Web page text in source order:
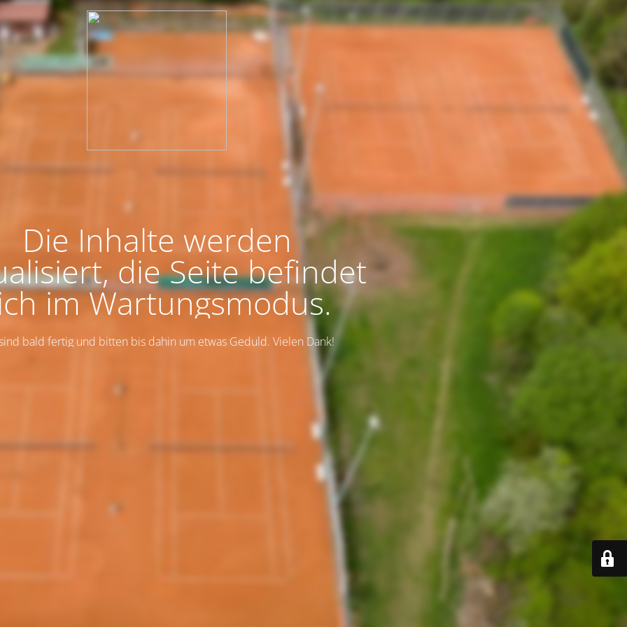
Die Inhalte werden
die Seite befindet
im Wartungsmodus.
bald fertig und bitten bis dahin um etwas Geduld. Vielen Dank!